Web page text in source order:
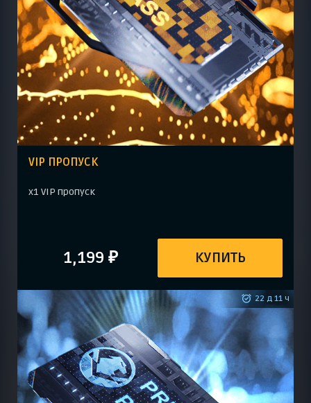
VIP ПРОПУСК
х1 VIP пропуск
1,199 ₽ КУПИТЬ
22 д 11 ч